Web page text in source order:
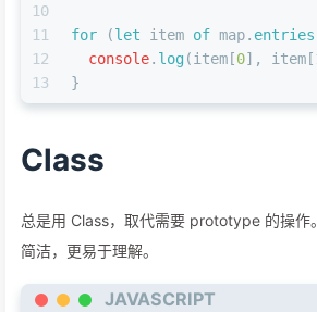
10
11
12
13
for (let item of map. entries
console. log(item[0], item[
}
Class
总是用 Class，取代需要 prototype 的操作
简洁，更易于理解。
JAVASCRIPT